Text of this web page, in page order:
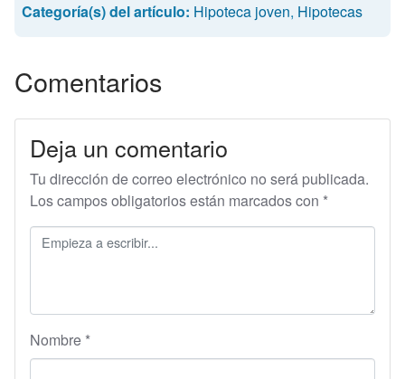
Categoría(s) del artículo: Hipoteca joven, Hipotecas
Comentarios
Deja un comentario
Tu dirección de correo electrónico no será publicada.
Los campos obligatorios están marcados con *
Nombre *